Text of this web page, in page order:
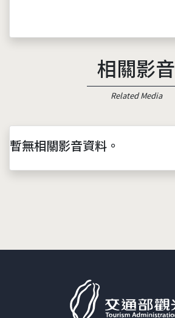
相關影音
Related Media
暫無相關影音資料。